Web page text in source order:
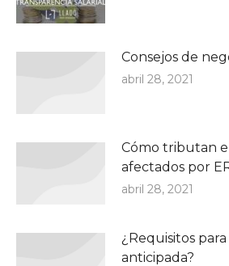
Consejos de
abril 28, 2021
Cómo tributan
afectados por
abril 28, 2021
¿Requisitos
anticipada?